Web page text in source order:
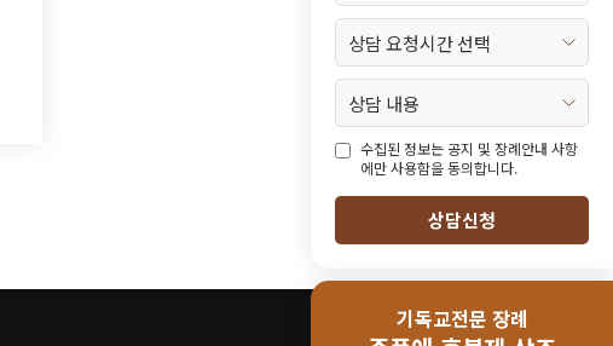
수집된 정보는 공지 및 장례안내 사항
에만 사용함을 동의합니다.
상담신청
기독교전문 장례